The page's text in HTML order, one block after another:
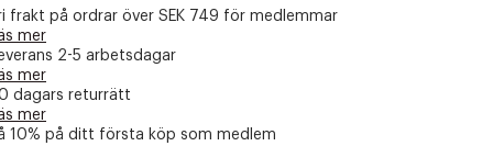
frakt på ordrar över SEK 749 för medlemmar
mer
2-5 arbetsdagar
mer
dagars returrätt
mer
10% på ditt första köp som medlem